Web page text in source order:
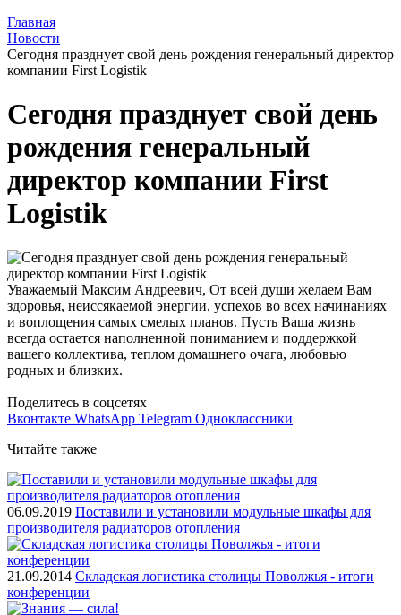
Главная
Новости
Сегодня празднует свой день рождения генеральный директор
компании First Logistik
Сегодня празднует свой день
рождения генеральный
директор компании First
Logistik
Уважаемый Максим Андреевич, От всей души желаем Вам
здоровья, неиссякаемой энергии, успехов во всех начинаниях
и воплощения самых смелых планов. Пусть Ваша жизнь
всегда остается наполненной пониманием и поддержкой
вашего коллектива, теплом домашнего очага, любовью
родных и близких.
Поделитесь в соцсетях
Вконтакте WhatsApp Telegram Одноклассники
Читайте также
06.09.2019 Поставили и установили модульные шкафы для
производителя радиаторов отопления
21.09.2014 Складская логистика столицы Поволжья - итоги
конференции